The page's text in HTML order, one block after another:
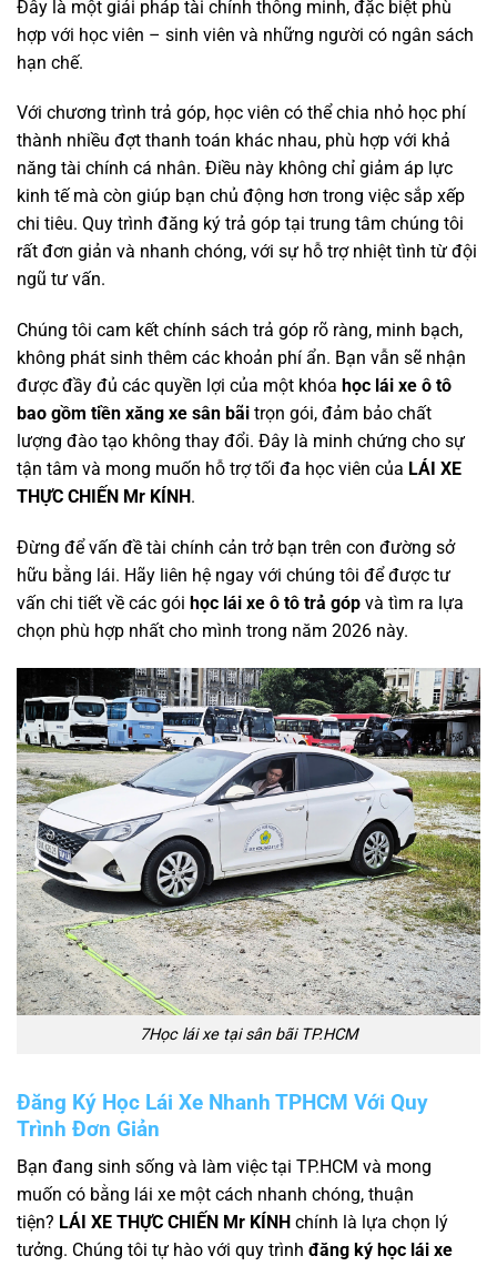
Đây là một giải pháp tài chính thông minh, đặc biệt phù
hợp với học viên – sinh viên và những người có ngân sách
hạn chế.
Với chương trình trả góp, học viên có thể chia nhỏ học phí
thành nhiều đợt thanh toán khác nhau, phù hợp với khả
năng tài chính cá nhân. Điều này không chỉ giảm áp lực
kinh tế mà còn giúp bạn chủ động hơn trong việc sắp xếp
chi tiêu. Quy trình đăng ký trả góp tại trung tâm chúng tôi
rất đơn giản và nhanh chóng, với sự hỗ trợ nhiệt tình từ đội
ngũ tư vấn.
Chúng tôi cam kết chính sách trả góp rõ ràng, minh bạch,
không phát sinh thêm các khoản phí ẩn. Bạn vẫn sẽ nhận
được đầy đủ các quyền lợi của một khóa học lái xe ô tô
bao gồm tiền xăng xe sân bãi trọn gói, đảm bảo chất
lượng đào tạo không thay đổi. Đây là minh chứng cho sự
tận tâm và mong muốn hỗ trợ tối đa học viên của LÁI XE
THỰC CHIẾN Mr KÍNH .
Đừng để vấn đề tài chính cản trở bạn trên con đường sở
hữu bằng lái. Hãy liên hệ ngay với chúng tôi để được tư
vấn chi tiết về các gói học lái xe ô tô trả góp và tìm ra lựa
chọn phù hợp nhất cho mình trong năm 2026 này.
7Học lái xe tại sân bãi TP.HCM
Đăng Ký Học Lái Xe Nhanh TPHCM Với Quy
Trình Đơn Giản
Bạn đang sinh sống và làm việc tại TP.HCM và mong
muốn có bằng lái xe một cách nhanh chóng, thuận
tiện? LÁI XE THỰC CHIẾN Mr KÍNH chính là lựa chọn lý
tưởng. Chúng tôi tự hào với quy trình đăng ký học lái xe